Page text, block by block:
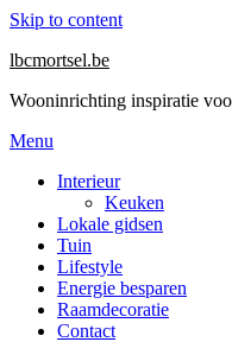
Skip to content
lbcmortsel.be
Wooninrichting inspiratie
Menu
Interieur
Keuken
Lokale gidsen
Tuin
Lifestyle
Energie besparen
Raamdecoratie
Contact